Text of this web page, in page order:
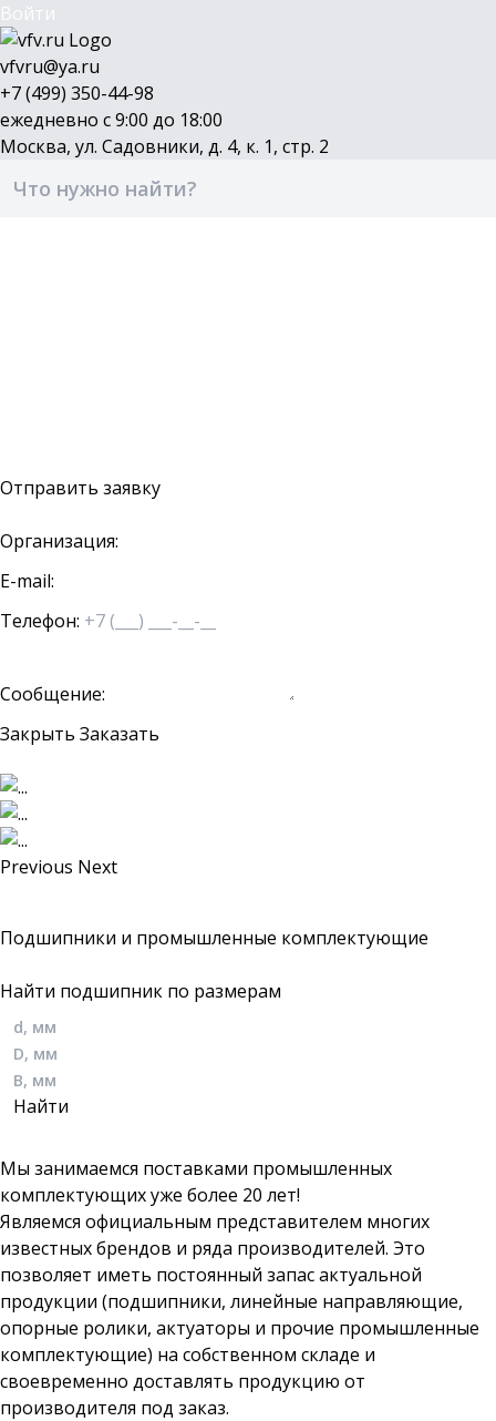
Войти
vfvru@ya.ru
+7 (499) 350-44-98
ежедневно с 9:00 до 18:00
Москва, ул. Садовники, д. 4, к. 1, стр. 2
Отправить заявку
Организация:
E-mail:
Телефон:
Сообщение:
Закрыть Заказать
Previous Next
Подшипники и промышленные комплектующие
Найти подшипник по размерам
Мы занимаемся поставками промышленных
комплектующих уже более 20 лет!
Являемся официальным представителем многих
известных брендов и ряда производителей. Это
позволяет иметь постоянный запас актуальной
продукции (подшипники, линейные направляющие,
опорные ролики, актуаторы и прочие промышленные
комплектующие) на собственном складе и
своевременно доставлять продукцию от
производителя под заказ.